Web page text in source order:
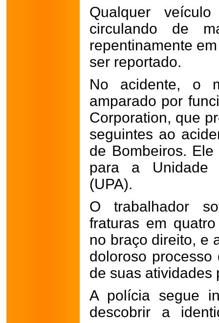
Qualquer
circulando de
repentinamente
ser reportado.
No acidente, o
amparado por
Corporation, que
seguintes ao
de Bombeiros.
para a Unidade
(UPA).
O trabalhador
fraturas em
no braço direito, e
doloroso processo
de suas atividades
A polícia segue
descobrir a